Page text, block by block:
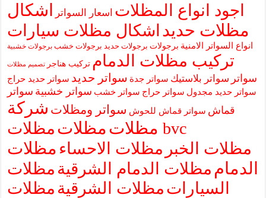
اجود انواع المظلات اسعار السواتر
اشكال
مظلات حديد اشكال مظلات سيارات
انواع السواتر الامنية برجولات برجولات حديد برجولات خشب برجولات خشبية
تركيب مظلات الدمام تركيب هناجر تصميم مظلات
سواتر سواتر بلاستيك سواتر جدة سواتر حديد سواتر حديد حراج
سواتر حديد مجدول سواتر حراج سواتر خشب سواتر خشبية سواتر
قماش سواتر قماش للحوش سواتر ومظلات شركة
مظلاتمظلات
مظلات bvc
مظلات الخبر مظلات الاحساء مظلات
الدمام مظلات الدمام الشرقية مظلات
السياراتمظلات الشرقية مظلات